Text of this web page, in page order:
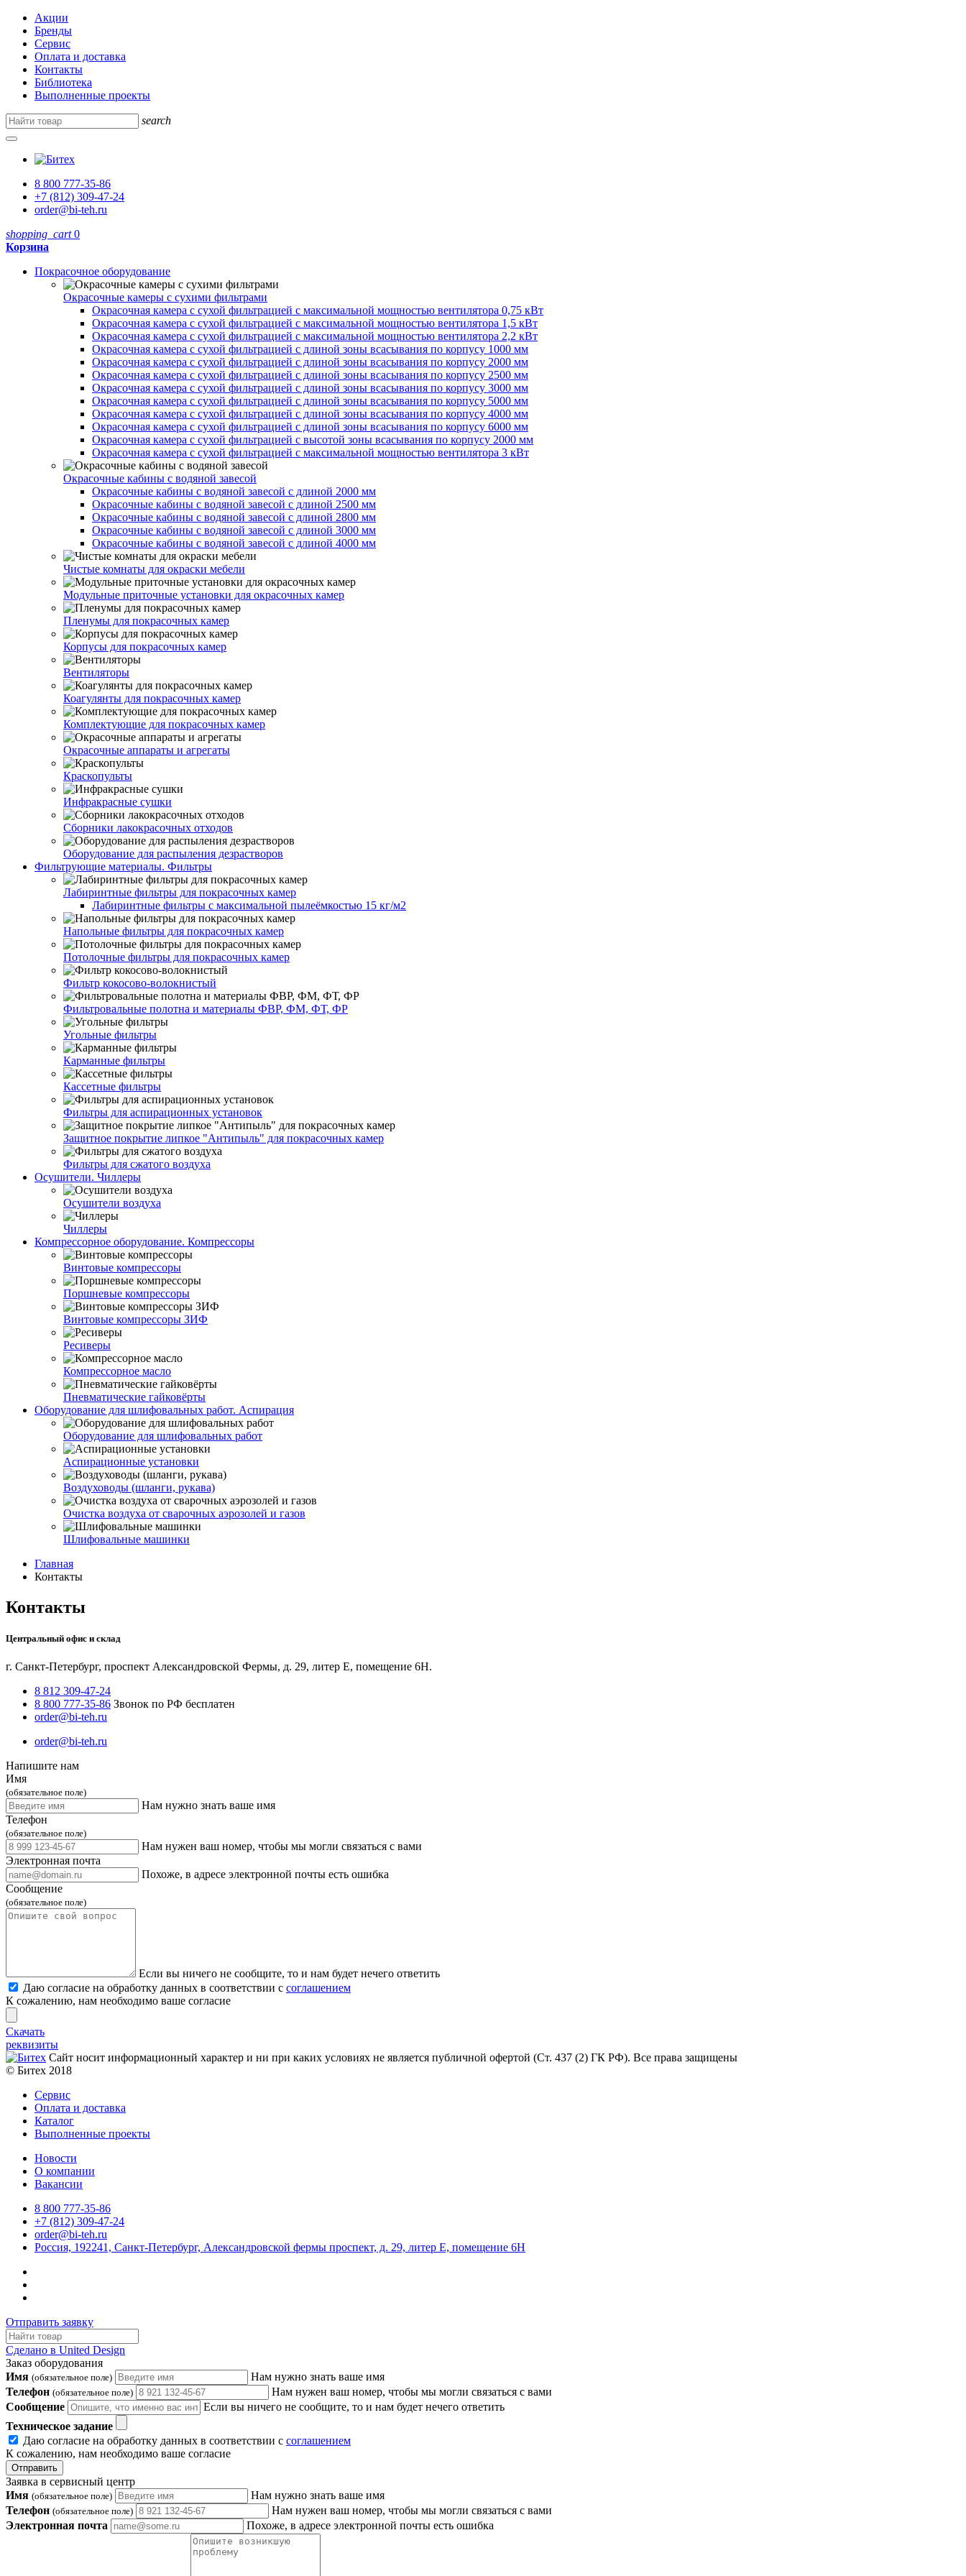
Акции
Бренды
Сервис
Оплата и доставка
Контакты
Библиотека
Выполненные проекты
search
8 800 777-35-86
+7 (812) 309-47-24
order@bi-teh.ru
shopping_cart 0
Корзина
Покрасочное оборудование
Окрасочные камеры с сухими фильтрами
Окрасочная камера с сухой фильтрацией с максимальной мощностью вентилятора 0,75 кВт
Окрасочная камера с сухой фильтрацией с максимальной мощностью вентилятора 1,5 кВт
Окрасочная камера с сухой фильтрацией с максимальной мощностью вентилятора 2,2 кВт
Окрасочная камера с сухой фильтрацией с длиной зоны всасывания по корпусу 1000 мм
Окрасочная камера с сухой фильтрацией с длиной зоны всасывания по корпусу 2000 мм
Окрасочная камера с сухой фильтрацией с длиной зоны всасывания по корпусу 2500 мм
Окрасочная камера с сухой фильтрацией с длиной зоны всасывания по корпусу 3000 мм
Окрасочная камера с сухой фильтрацией с длиной зоны всасывания по корпусу 5000 мм
Окрасочная камера с сухой фильтрацией с длиной зоны всасывания по корпусу 4000 мм
Окрасочная камера с сухой фильтрацией с длиной зоны всасывания по корпусу 6000 мм
Окрасочная камера с сухой фильтрацией с высотой зоны всасывания по корпусу 2000 мм
Окрасочная камера с сухой фильтрацией с максимальной мощностью вентилятора 3 кВт
Окрасочные кабины с водяной завесой
Окрасочные кабины с водяной завесой с длиной 2000 мм
Окрасочные кабины с водяной завесой с длиной 2500 мм
Окрасочные кабины с водяной завесой с длиной 2800 мм
Окрасочные кабины с водяной завесой с длиной 3000 мм
Окрасочные кабины с водяной завесой с длиной 4000 мм
Чистые комнаты для окраски мебели
Модульные приточные установки для окрасочных камер
Пленумы для покрасочных камер
Корпусы для покрасочных камер
Вентиляторы
Коагулянты для покрасочных камер
Комплектующие для покрасочных камер
Окрасочные аппараты и агрегаты
Краскопульты
Инфракрасные сушки
Сборники лакокрасочных отходов
Оборудование для распыления дезрастворов
Фильтрующие материалы. Фильтры
Лабиринтные фильтры для покрасочных камер
Лабиринтные фильтры с максимальной пылеёмкостью 15 кг/м2
Напольные фильтры для покрасочных камер
Потолочные фильтры для покрасочных камер
Фильтр кокосово-волокнистый
Фильтровальные полотна и материалы ФВР, ФМ, ФТ, ФР
Угольные фильтры
Карманные фильтры
Кассетные фильтры
Фильтры для аспирационных установок
Защитное покрытие липкое "Антипыль" для покрасочных камер
Фильтры для сжатого воздуха
Осушители. Чиллеры
Осушители воздуха
Чиллеры
Компрессорное оборудование. Компрессоры
Винтовые компрессоры
Поршневые компрессоры
Винтовые компрессоры ЗИФ
Ресиверы
Компрессорное масло
Пневматические гайковёрты
Оборудование для шлифовальных работ. Аспирация
Оборудование для шлифовальных работ
Аспирационные установки
Воздуховоды (шланги, рукава)
Очистка воздуха от сварочных аэрозолей и газов
Шлифовальные машинки
Главная
Контакты
Контакты
Центральный офис и склад
г. Санкт-Петербург, проспект Александровской Фермы, д. 29, литер Е, помещение 6Н.
8 812 309-47-24
8 800 777-35-86 Звонок по РФ бесплатен
order@bi-teh.ru
order@bi-teh.ru
Напишите нам
Имя
(обязательное поле)
Нам нужно знать ваше имя
Телефон
(обязательное поле)
Нам нужен ваш номер, чтобы мы могли связаться с вами
Электронная почта
Похоже, в адресе электронной почты есть ошибка
Сообщение
(обязательное поле)
Если вы ничего не сообщите, то и нам будет нечего ответить
Даю согласие на обработку данных в соответствии с соглашением
К сожалению, нам необходимо ваше согласие
Скачать
реквизиты
Сайт носит информационный характер и ни при каких условиях не является публичной офертой (Ст. 437 (2) ГК РФ). Все права защищены
© Битех 2018
Сервис
Оплата и доставка
Каталог
Выполненные проекты
Новости
О компании
Вакансии
8 800 777-35-86
+7 (812) 309-47-24
order@bi-teh.ru
Россия, 192241, Санкт-Петербург, Александровской фермы проспект, д. 29, литер Е, помещение 6Н
Отправить заявку
Сделано в United Design
Заказ оборудования
Имя (обязательное поле)
Нам нужно знать ваше имя
Телефон (обязательное поле)
Нам нужен ваш номер, чтобы мы могли связаться с вами
Сообщение
Если вы ничего не сообщите, то и нам будет нечего ответить
Техническое задание
Даю согласие на обработку данных в соответствии с соглашением
К сожалению, нам необходимо ваше согласие
Отправить
Заявка в сервисный центр
Имя (обязательное поле)
Нам нужно знать ваше имя
Телефон (обязательное поле)
Нам нужен ваш номер, чтобы мы могли связаться с вами
Электронная почта
Похоже, в адресе электронной почты есть ошибка